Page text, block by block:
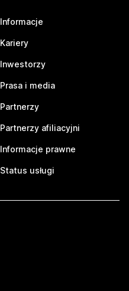
Informacje
Kariery
Inwestorzy
Prasa i media
Partnerzy
Partnerzy afiliacyjni
Informacje prawne
Status usługi